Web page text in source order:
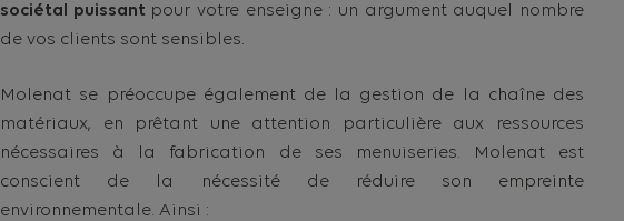
sociétal puissant pour votre enseigne : un argument auquel nombre
de vos clients sont sensibles.
Molenat se préoccupe également de la gestion de la chaîne des
matériaux, en prêtant une attention particulière aux ressources
nécessaires à la fabrication de ses menuiseries. Molenat est
conscient de la nécessité de réduire son empreinte
environnementale. Ainsi :